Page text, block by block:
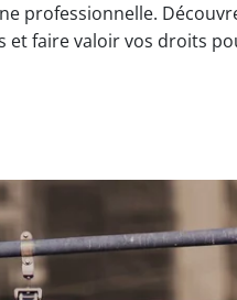
professionnelle.
et faire valoir vos droits